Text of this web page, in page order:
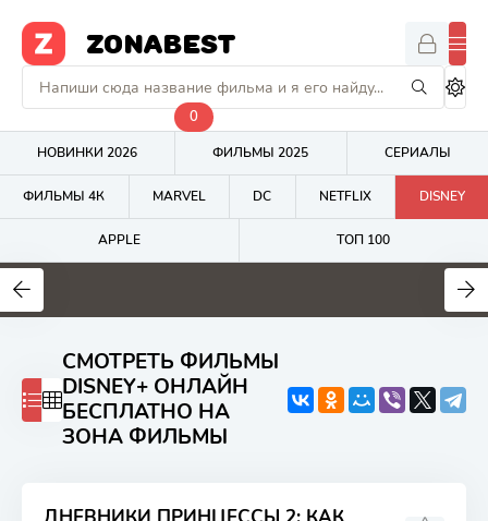
ZONABEST
НОВИНКИ 2026
0
ФИЛЬМЫ 2025 СЕРИАЛЫ
ФИЛЬМЫ 4К MARVEL DC NETFLIX DISNEY
APPLE ТОП 100
5.8
СМОТРЕТЬ ФИЛЬМЫ
DISNEY+ ОНЛАЙН
БЕСПЛАТНО НА
ЗОНА ФИЛЬМЫ